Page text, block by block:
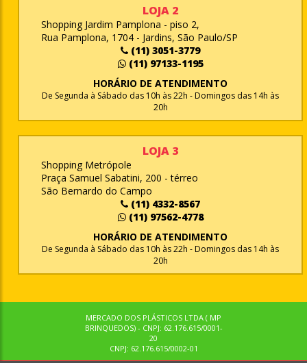
LOJA 2
Shopping Jardim Pamplona - piso 2,
Rua Pamplona, 1704 - Jardins, São Paulo/SP
(11) 3051-3779
(11) 97133-1195
HORÁRIO DE ATENDIMENTO
De Segunda à Sábado das 10h às 22h - Domingos das 14h às
20h
LOJA 3
Shopping Metrópole
Praça Samuel Sabatini, 200 - térreo
São Bernardo do Campo
(11) 4332-8567
(11) 97562-4778
HORÁRIO DE ATENDIMENTO
De Segunda à Sábado das 10h às 22h - Domingos das 14h às
20h
MERCADO DOS PLÁSTICOS LTDA ( MP
BRINQUEDOS) - CNPJ: 62.176.615/0001-
20
CNPJ: 62.176.615/0002-01